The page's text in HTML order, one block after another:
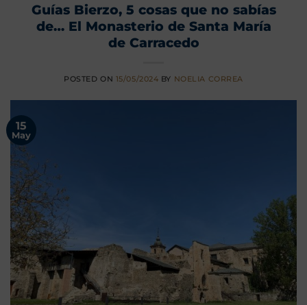
Guías Bierzo, 5 cosas que no sabías
de… El Monasterio de Santa María
de Carracedo
POSTED ON 15/05/2024 BY NOELIA CORREA
15
May